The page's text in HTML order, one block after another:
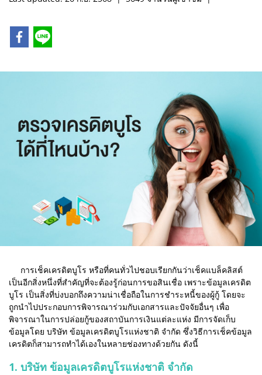
การเช็คเครดิตบูโร หรือที่คนทั่วไปชอบเรียกกันว่าเช็คแบล็คลิสต์
เป็นอีกสิ่งหนึ่งที่สำคัญที่จะต้องรู้ก่อนการขอสินเชื่อ เพราะข้อมูลเครดิต
บูโร เป็นสิ่งที่บ่งบอกถึงความน่าเชื่อถือในการชำระหนี้ของผู้กู้ โดยจะ
ถูกนำไปประกอบการพิจารณาร่วมกับเอกสารและปัจจัยอื่นๆ เพื่อ
พิจารณาในการปล่อยกู้ของสถาบันการเงินแต่ละแห่ง มีการจัดเก็บ
ข้อมูลโดย บริษัท ข้อมูลเครดิตบูโรแห่งชาติ จำกัด ซึ่งวิธีการเช็คข้อมูล
เครดิตก็สามารถทำได้เองในหลายช่องทางด้วยกัน ดังนี้
1. บริษัท ข้อมูลเครดิตบูโรแห่งชาติ จำกัด